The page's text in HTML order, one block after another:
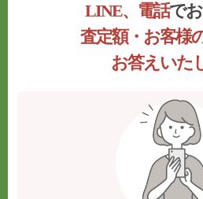
LINE、電話で
査定額・お客様
お答えいた